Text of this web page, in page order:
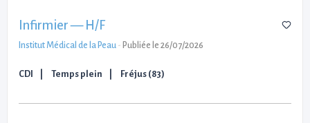
Infirmier — H/F
Institut Médical de la Peau - Publiée le 26/07/2026
CDI Temps plein Fréjus (83)